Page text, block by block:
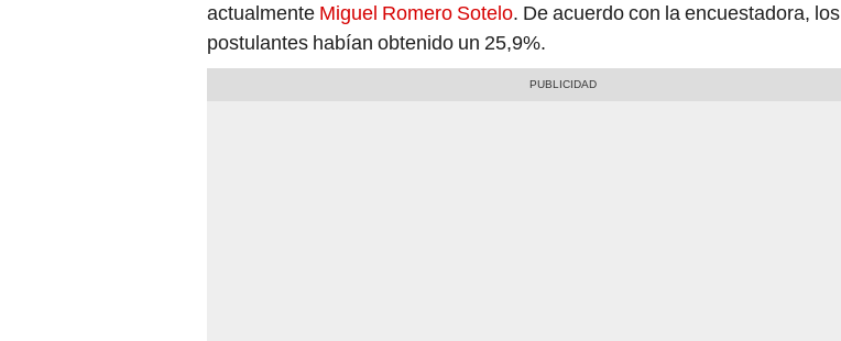
actualmente Miguel Romero Sotelo. De acuerdo con la encuestadora, los
postulantes habían obtenido un 25,9%.